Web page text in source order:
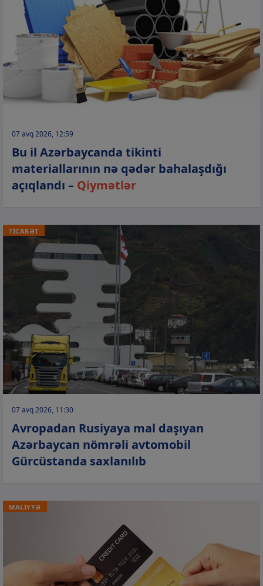
07 avq 2026, 12:59
Bu il Azərbaycanda tikinti
materiallarının nə qədər bahalaşdığı
açıqlandı – Qiymətlər
TİCARƏT
07 avq 2026, 11:30
Avropadan Rusiyaya mal daşıyan
Azərbaycan nömrəli avtomobil
Gürcüstanda saxlanılıb
MALİYYƏ